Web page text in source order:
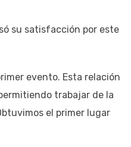
su satisfacción por este
evento. Esta relación
trabajar de la
el primer lugar